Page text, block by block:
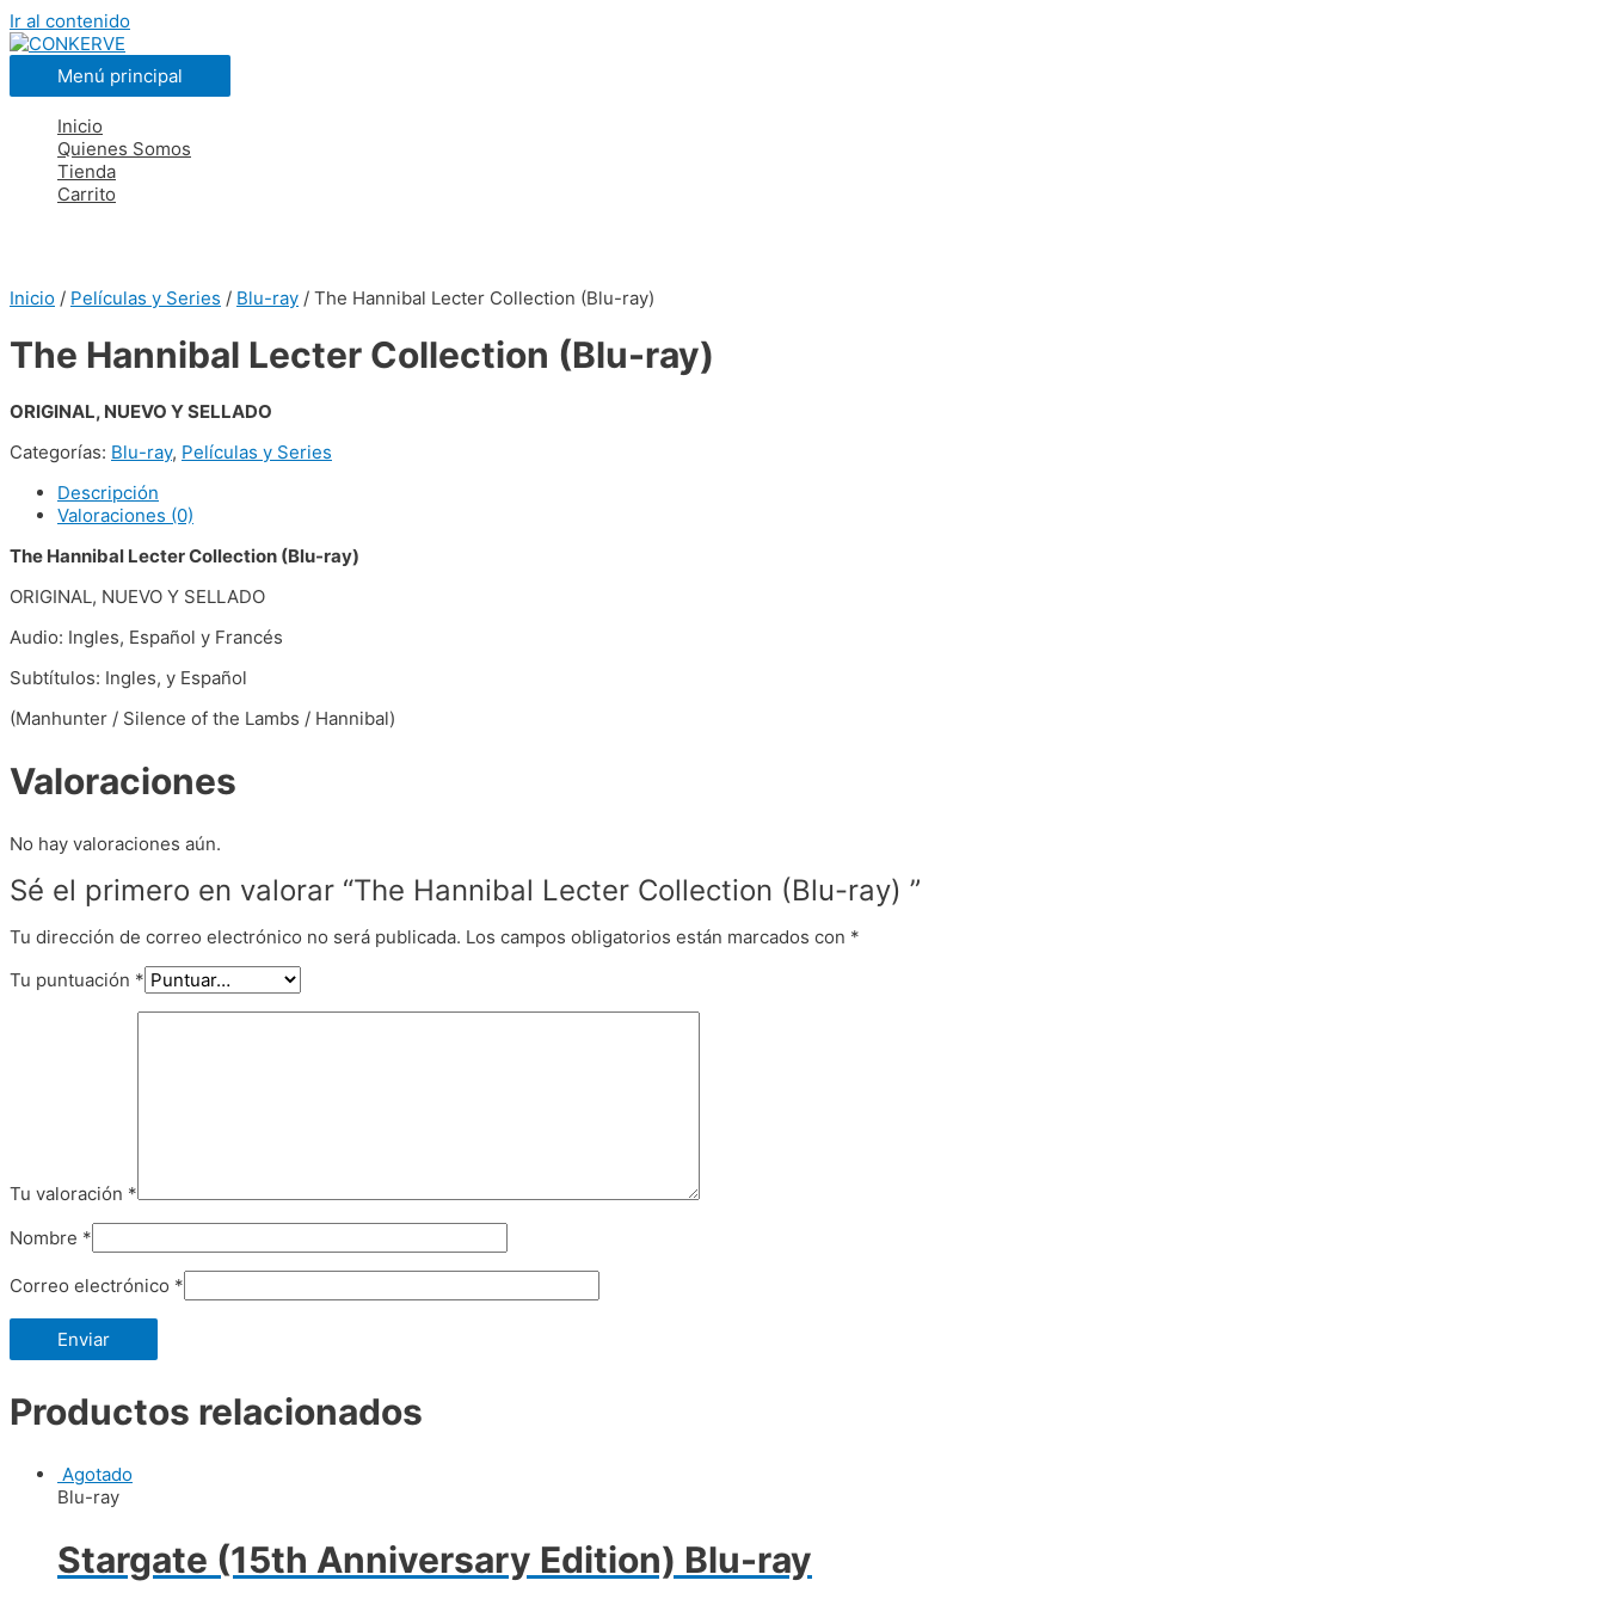
Ir al contenido
Menú principal
Inicio
Quienes Somos
Tienda
Carrito
Inicio / Películas y Series / Blu-ray / The Hannibal Lecter Collection (Blu-ray)
The Hannibal Lecter Collection (Blu-ray)
ORIGINAL, NUEVO Y SELLADO
Categorías: Blu-ray, Películas y Series
Descripción
Valoraciones (0)
The Hannibal Lecter Collection (Blu-ray)
ORIGINAL, NUEVO Y SELLADO
Audio: Ingles, Español y Francés
Subtítulos: Ingles, y Español
(Manhunter / Silence of the Lambs / Hannibal)
Valoraciones
No hay valoraciones aún.
Sé el primero en valorar “The Hannibal Lecter Collection (Blu-ray) ”
Tu dirección de correo electrónico no será publicada. Los campos obligatorios están marcados con *
Tu puntuación *
Tu valoración *
Nombre *
Correo electrónico *
Productos relacionados
Agotado
Blu-ray
Stargate (15th Anniversary Edition) Blu-ray